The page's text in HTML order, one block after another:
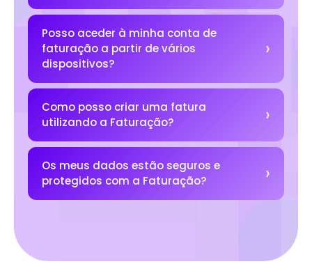
Posso aceder à minha conta de
faturação a partir de vários
dispositivos?
Como posso criar uma fatura
utilizando a Faturação?
Os meus dados estão seguros e
protegidos com a Faturação?